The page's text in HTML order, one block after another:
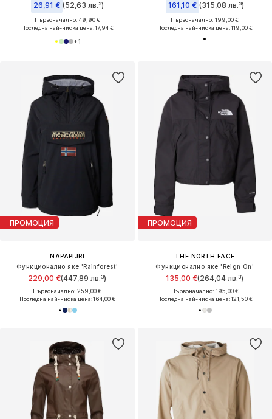
26,91 € (52,63 лв.³)
Първоначално: 49,90 €
Последна най-ниска цена:17,94 €
+1
161,10 € (315,08 лв.³)
Първоначално: 199,00 €
Последна най-ниска цена:119,00 €
ПРОМОЦИЯ
NAPAPIJRI
Функционално яке 'Rainforest'
229,00 €(447,89 лв.³)
Първоначално: 259,00 €
Последна най-ниска цена:164,00 €
ПРОМОЦИЯ
THE NORTH FACE
Функционално яке 'Reign On'
135,00 €(264,04 лв.³)
Първоначално: 195,00 €
Последна най-ниска цена:121,50 €